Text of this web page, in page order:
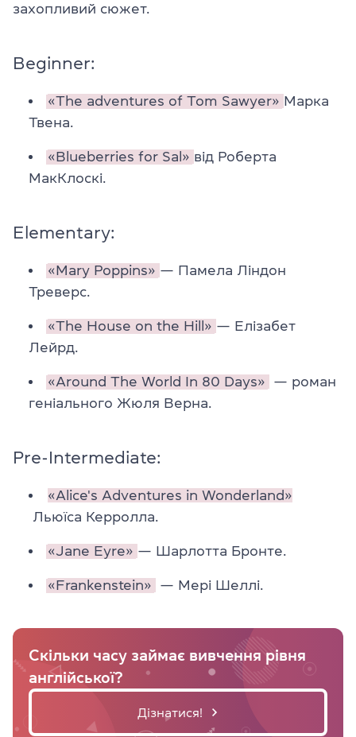
захопливий сюжет.
Beginner:
«The adventures of Tom Sawyer» Марка
Твена.
«Blueberries for Sal» від Роберта
МакКлоскі.
Elementary:
«Mary Poppins» — Памела Ліндон
Треверс.
«The House on the Hill» — Елізабет
Лейрд.
«Around The World In 80 Days»
— роман
геніального Жюля Верна.
Pre-Intermediate:
«Alice's Adventures in Wonderland»
Льюїса Керролла.
«Jane Eyre» — Шарлотта Бронте.
«Frankenstein» — Мері Шеллі.
Скільки часу займає вивчення рівня
англійської?
Дізнатися!